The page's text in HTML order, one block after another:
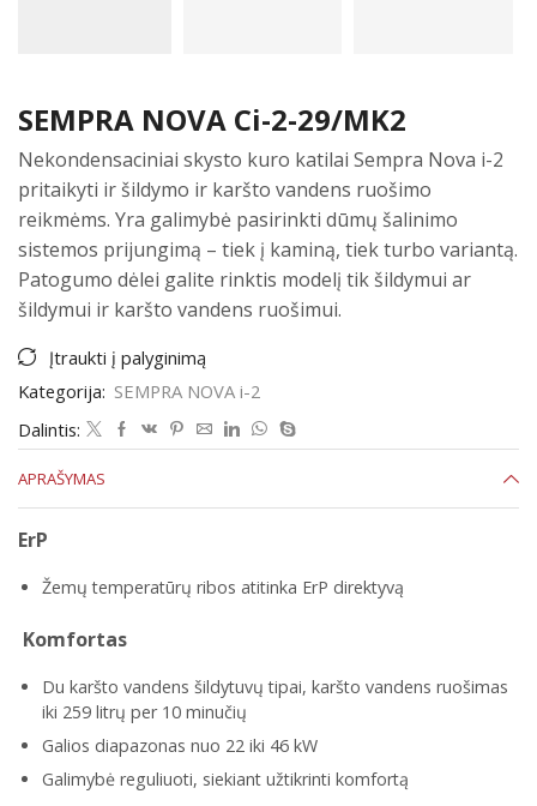
SEMPRA NOVA Ci-2-29/MK2
Nekondensaciniai skysto kuro katilai Sempra Nova i-2
pritaikyti ir šildymo ir karšto vandens ruošimo
reikmėms. Yra galimybė pasirinkti dūmų šalinimo
sistemos prijungimą – tiek į kaminą, tiek turbo variantą.
Patogumo dėlei galite rinktis modelį tik šildymui ar
šildymui ir karšto vandens ruošimui.
Įtraukti į palyginimą
Kategorija: SEMPRA NOVA i-2
Dalintis:
APRAŠYMAS
ErP
Žemų temperatūrų ribos atitinka ErP direktyvą
Komfortas
Du karšto vandens šildytuvų tipai, karšto vandens ruošimas
iki 259 litrų per 10 minučių
Galios diapazonas nuo 22 iki 46 kW
Galimybė reguliuoti, siekiant užtikrinti komfortą